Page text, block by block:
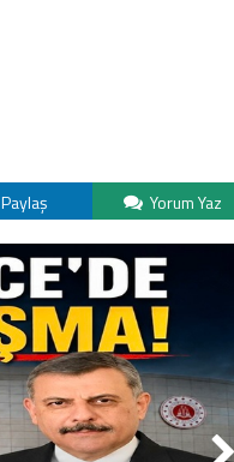
Paylaş Yorum Yaz